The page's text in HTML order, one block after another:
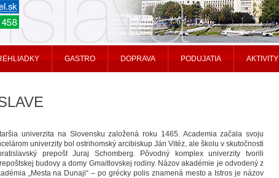
univerzita na Slovensku založená roku 1465. Academia začala svoju
univerzity bol ostrihomský arcibiskup Ján Vitéz, ale školu v skutočnosti
prepošt Juraj Schomberg. Pôvodný komplex univerzity tvorili
budovy a domy Gmaitlovskej rodiny. Názov akadémie je odvodený z
„Mesta na Dunaji“ – po grécky polis znamená mesto a Istros je názov
GASTRO DOPRAVA PODUJATIA AKTIVITY